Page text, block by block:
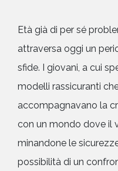
Età già di per sé
attraversa oggi un
sfide. I giovani, a cui
modelli rassicuranti
accompagnavano la
con un mondo dove il
minandone le
possibilità di un